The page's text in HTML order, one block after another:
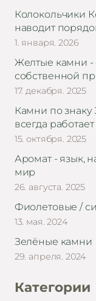
Колокольчики
наводит
1. января. 2026
Желтые камни -
собственной
17. декабря. 2025
Камни по знаку
всегда работает
15. октября. 2025
Аромат - язык,
мир
26. августа. 2025
Фиолетовые /
13. мая. 2024
Зелёные камни
29. апреля. 2024
Категории